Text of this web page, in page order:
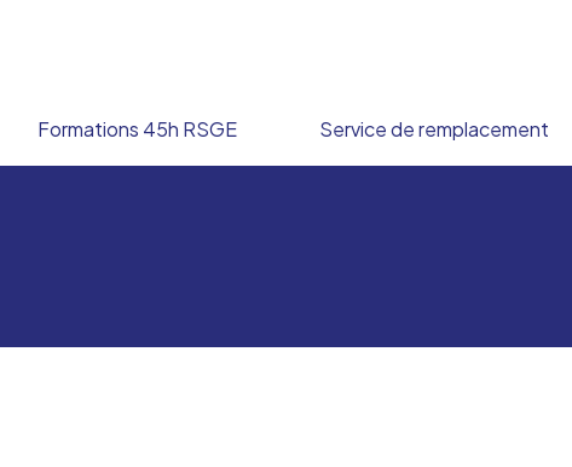
Formations 45h RSGE Service de remplacement